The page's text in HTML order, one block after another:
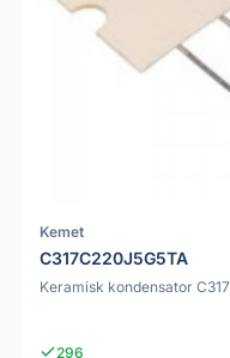
Kemet
C317C220J5G5TA
Keramisk kondensator
296